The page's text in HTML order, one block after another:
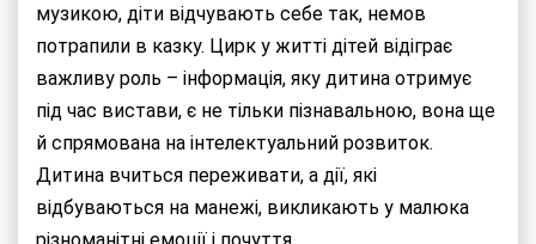
музикою, діти відчувають себе так, немов
потрапили в казку. Цирк у житті дітей відіграє
важливу роль – інформація, яку дитина отримує
під час вистави, є не тільки пізнавальною, вона ще
й спрямована на інтелектуальний розвиток.
Дитина вчиться переживати, а дії, які
відбуваються на манежі, викликають у малюка